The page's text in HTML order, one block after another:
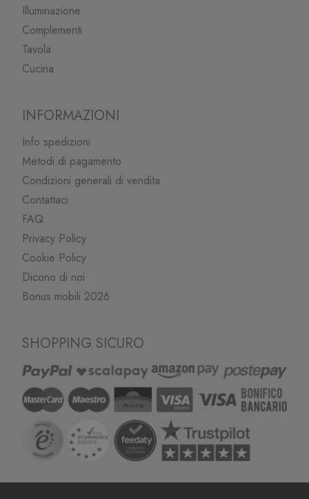
Illuminazione
Complementi
Tavola
Cucina
INFORMAZIONI
Info spedizioni
Metodi di pagamento
Condizioni generali di vendita
Contattaci
FAQ
Privacy Policy
Cookie Policy
Dicono di noi
Bonus mobili 2026
SHOPPING SICURO